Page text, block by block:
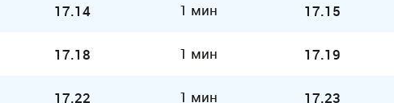
17.14 1 мин 17.15
17.18 1 мин 17.19
17.22 1 мин 17.23